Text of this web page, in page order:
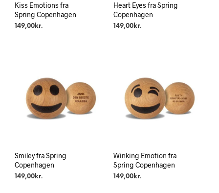
Kiss Emotions fra
Spring Copenhagen
149,00 kr.
Heart Eyes fra Spring
Copenhagen
149,00kr.
Smiley fra Spring
Copenhagen
149,00 kr.
Winking Emotion fra
Spring Copenhagen
149,00kr.